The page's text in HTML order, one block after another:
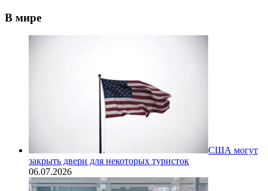
В мире
США могут
закрыть двери для некоторых туристок
06.07.2026